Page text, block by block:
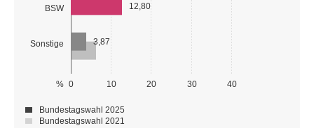
BSW
Sonstige
0 10 20 30 40
%
12,80
3,87
Bundestagswahl 2025
Bundestagswahl 2021